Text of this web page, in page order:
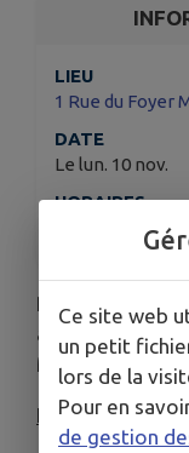
LIEU
1 Rue du Foyer
DATE
Le lun. 10 nov.
HORAIRES
Reprise de la
à 12h à partir
Municipal.
Inscriptions et
Ce site web
un petit
lors de la
Pour en
de gestion